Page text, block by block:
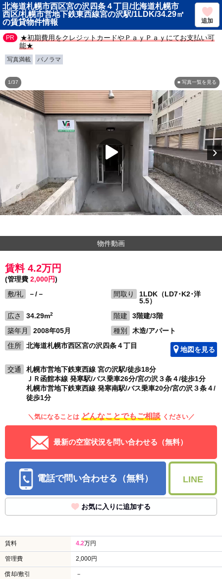
北海道札幌市西区宮の沢四条４丁目/北海道札幌市
西区/札幌市営地下鉄東西線宮の沢駅/1LDK/34.29㎡
の賃貸物件情報
追加
★初期費用をクレジットカードやＰａｙＰａｙにてお支払い可
能★
写真満載 パノラマ
■ 写真一覧を見る
1/37
物件動画
賃料 4.2万円
(管理費 2,000円)
敷/礼
－/－ 間取り
1LDK（LD7･K2･洋
5.5）
広さ
34.29m2 階建
3階建/3階
築年月
2008年05月 種別
木造/アパート
住所
北海道札幌市西区宮の沢四条４丁目 地図を見る
交通
札幌市営地下鉄東西線 宮の沢駅/徒歩18分
ＪＲ函館本線 発寒駅/バス乗車26分/宮の沢３条４/徒歩1分
札幌市営地下鉄東西線 発寒南駅/バス乗車20分/宮の沢３条４/
徒歩1分
＼気になることは どんなことでもご相談 ください／
最新の空室状況を問い合わせる（無料）
電話で問い合わせる（無料） LINE
お気に入りに追加する
賃料 4.2万円
管理費 2,000円
償却/敷引 －